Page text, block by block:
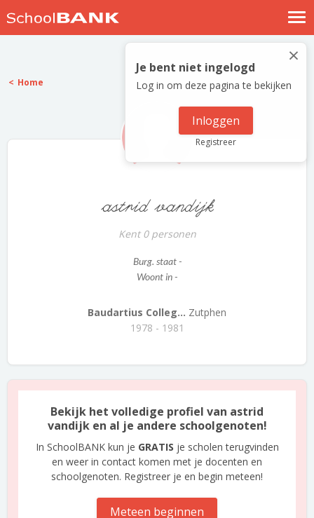
Nostalgische verhalen
Log in
Meld je gratis aan
×
Je bent niet ingelogd
Log in om deze pagina te bekijken
Inloggen
Registreer
Home
astrid vandijk
Kent 0 personen
Burg. staat -
Woont in -
Baudartius Colleg... Zutphen
1978 - 1981
Bekijk het volledige profiel van astrid
vandijk en al je andere schoolgenoten!
In SchoolBANK kun je GRATIS je scholen terugvinden
en weer in contact komen met je docenten en
schoolgenoten. Registreer je en begin meteen!
Meteen beginnen